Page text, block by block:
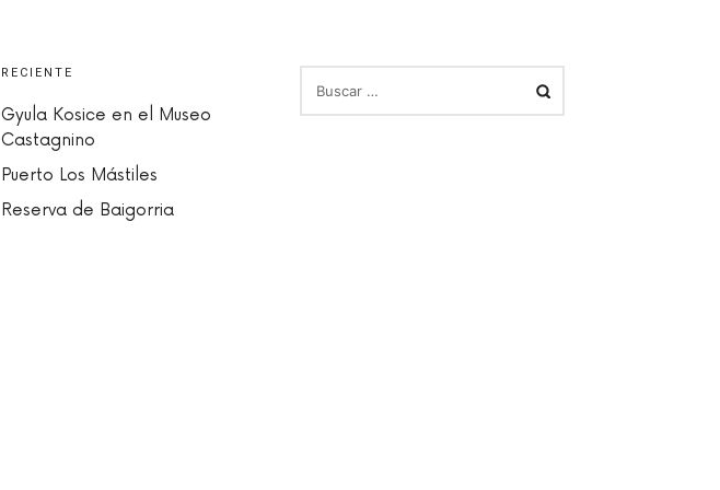
RECIENTE
Gyula Kosice en el Museo
Castagnino
Puerto Los Mástiles
Reserva de Baigorria